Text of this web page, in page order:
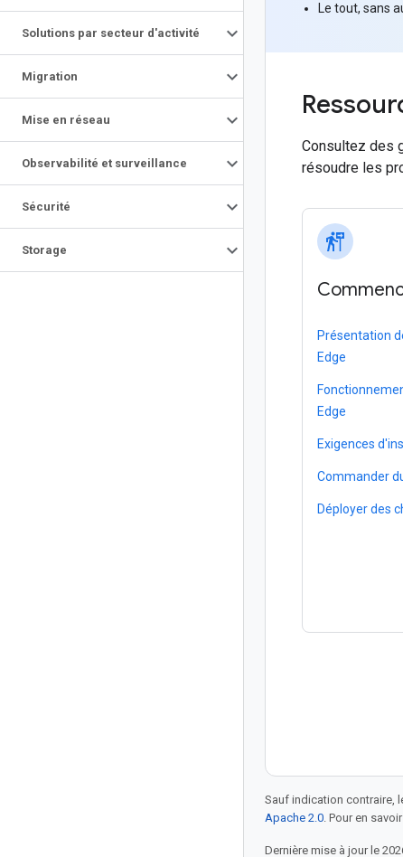
Solutions par secteur d'activité
Migration
Mise en réseau
Observabilité et surveillance
Sécurité
Storage
Le tout, sans
Consultez des
résoudre les
follow_the_signs
Présentation
Edge
Edge
Exigences
Commander
Déployer des
Sauf indication contraire,
Apache 2.0. Pour en
Dernière mise à jour le